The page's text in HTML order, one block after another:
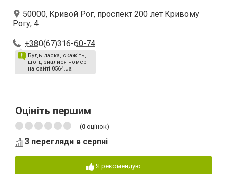
50000, Кривой Рог, проспект 200 лет Кривому
Рогу, 4
+380(67)316-60-74
Будь ласка, скажіть,
що дізналися номер
на сайті 0564.ua
Оцініть першим
(0 оцінок)
3 перегляди в серпні
Я рекомендую